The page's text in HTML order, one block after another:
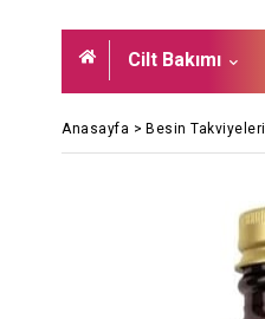
Cilt Bakımı
Anasayfa > Besin Takviyeleri